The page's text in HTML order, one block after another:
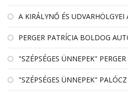
A KIRÁLYNŐ ÉS
PERGER PATRÍCIA BOLDOG
"SZÉPSÉGES ÜNNEPEK"
"SZÉPSÉGES ÜNNEPEK"